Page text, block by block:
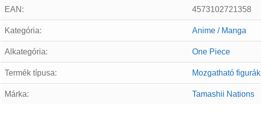
EAN: 4573102721358
Kategória: Anime / Manga
Alkategória: One Piece
Termék típusa: Mozgatható figurák
Márka: Tamashii Nations